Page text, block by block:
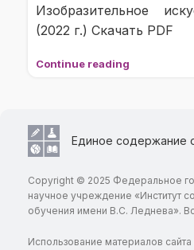
Изобразительное
(2022 г.) Скачать PDF
Continue reading
Единое содержание
Copyright © 2025 Федеральное
научное учреждение «Институт
обучения имени В.С. Леднева».
Использование материалов